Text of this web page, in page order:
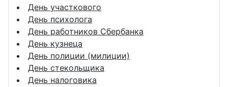
День участкового
День психолога
День работников Сбербанка
День кузнеца
День полиции (милиции)
День стекольщика
День налоговика